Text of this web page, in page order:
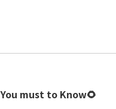
You must to Know🌻